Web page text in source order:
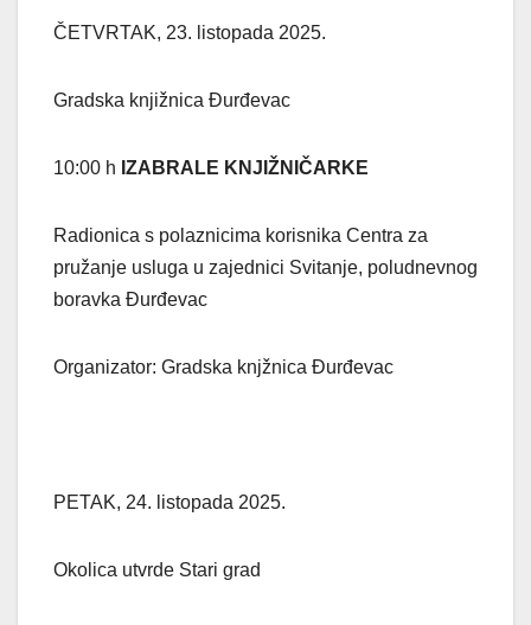
ČETVRTAK, 23. listopada 2025.
Gradska knjižnica Đurđevac
10:00 h IZABRALE KNJIŽNIČARKE
Radionica s polaznicima korisnika Centra za
pružanje usluga u zajednici Svitanje, poludnevnog
boravka Đurđevac
Organizator: Gradska knjžnica Đurđevac
PETAK, 24. listopada 2025.
Okolica utvrde Stari grad